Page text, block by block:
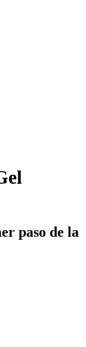
paso de la